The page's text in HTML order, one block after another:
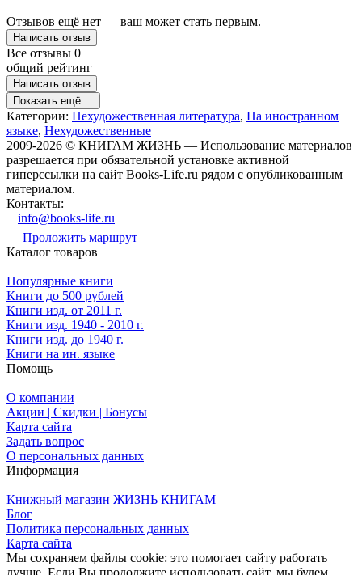
Отзывов ещё нет — ваш может стать первым.
Написать отзыв
Все отзывы 0
общий рейтинг
Написать отзыв
Показать ещё
Категории: Нехудожественная литература, На иностранном
языке, Нехудожественные
2009-2026 © КНИГАМ ЖИЗНЬ — Использование материалов
разрешается при обязательной установке активной
гиперссылки на сайт Books-Life.ru рядом с опубликованным
материалом.
Контакты:
info@books-life.ru
Проложить маршрут
Каталог товаров
Популярные книги
Книги до 500 рублей
Книги изд. от 2011 г.
Книги изд. 1940 - 2010 г.
Книги изд. до 1940 г.
Книги на ин. языке
Помощь
О компании
Акции | Скидки | Бонусы
Карта сайта
Задать вопрос
О персональных данных
Информация
Книжный магазин ЖИЗНЬ КНИГАМ
Блог
Политика персональных данных
Карта сайта
Мы сохраняем файлы cookie: это помогает сайту работать
лучше. Если Вы продолжите использовать сайт, мы будем